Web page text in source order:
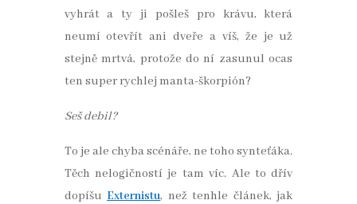
vyhrát a ty ji pošleš pro krávu, která
neumí otevřít ani dveře a víš, že je už
stejně mrtvá, protože do ní zasunul ocas
ten super rychlej manta-škorpión?
Seš debil?
To je ale chyba scénáře, ne toho synteťáka.
Těch nelogičností je tam víc. Ale to dřív
dopíšuExternistu, než tenhle článek, jak